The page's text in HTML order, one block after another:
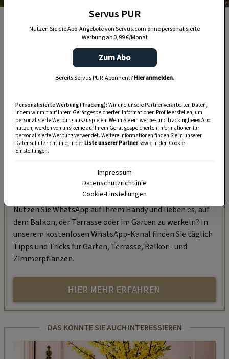
Foto: Katharina Gossow
„Servus Garten“ auf WhatsApp
Nutzen Sie WhatsApp auf Ihrem Handy und lieben es, auf
dem Balkon, der Terrasse oder im Garten zu werkeln? In
unserem kostenlosen WhatsApp-Kanal finden Sie täglich
Tipps und Tricks für Garten, Terrasse, Balkon- und
Zimmerpflanzen.
HIER MEHR ERFAHREN
DAS KÖNNTE SIE AUCH INTERESSIEREN
Servus PUR
Nutzen Sie die Abo-Angebote von Servus.com ohne personalisierte
Werbung ab 0,99 €/Monat
Zum Abo
Bereits Servus PUR-Abonnent?Hier anmelden.
Personalisierte Werbung (Tracking): Wir und unsere Partner verarbeiten Daten,
indem wir mit auf Ihrem Gerät gespeicherten Informationen Profile erstellen, um
personalisierte Werbung auszuspielen. Wenn Sie ein werbe– und trackingfreies Abo
nutzen, werden von uns keine auf Ihrem Gerät gespeicherten Informationen für
personalisierte Werbung verwendet. Weitere Informationen finden Sie in unserer
Datenschutzrichtlinie, in derListe unserer Partnersowie in den Cookie-
Einstellungen.
Impressum
Datenschutzrichtlinie
Cookie-Einstellungen